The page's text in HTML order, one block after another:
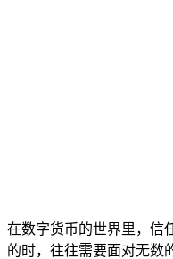
在数字货币的世界里，信
的时，往往需要面对无数